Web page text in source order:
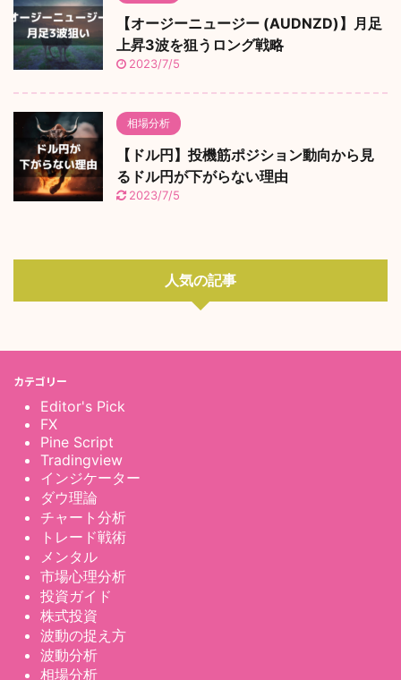
【オージーニュージー (AUDNZD)】月足
上昇3波を狙うロング戦略
2023/7/5
相場分析
【ドル円】投機筋ポジション動向から見
るドル円が下がらない理由
2023/7/5
人気の記事
カテゴリー
Editor's Pick
FX
Pine Script
Tradingview
インジケーター
ダウ理論
チャート分析
トレード戦術
メンタル
市場心理分析
投資ガイド
株式投資
波動の捉え方
波動分析
相場分析